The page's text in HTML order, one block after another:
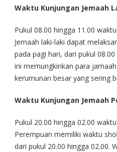
Waktu Kunjungan Jemaah
Pukul 08.00 hingga 11.00
Jemaah laki-laki dapat
pada pagi hari, dari pukul
ini memungkinkan para
kerumunan besar yang sering
Waktu Kunjungan Jemaah
Pukul 20.00 hingga 02.00
Perempuan memiliki waktu
dari pukul 20.00 hingga 02.00.